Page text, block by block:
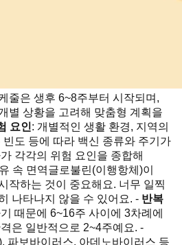
줄은 생후 6~8주부터 시작되며,
별 상황을 고려해 맞춤형 계획을
요인: 개별적인 생활 환경, 지역의
도 등에 따라 백신 종류와 주기가
각각의 위험 요인을 종합해
속 면역글로불린(이행항체)이
작하는 것이 중요해요. 너무 일찍
나타나지 않을 수 있어요. - 반복
때문에 6~16주 사이에 3차례에
은 일반적으로 2~4주예요. -
파보바이러스, 아데노바이러스 등